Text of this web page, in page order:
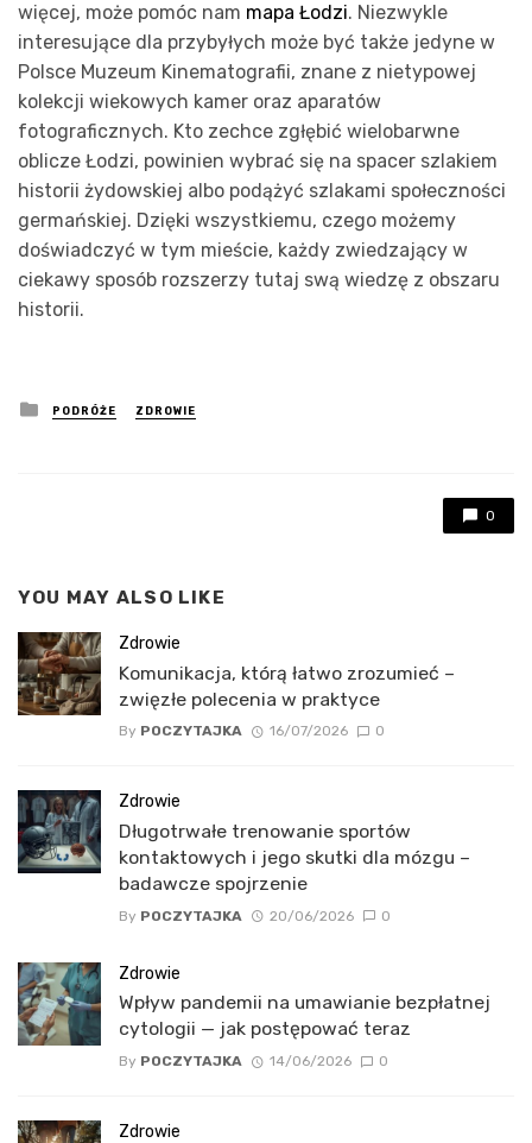
więcej, może pomóc nam mapa Łodzi. Niezwykle
interesujące dla przybyłych może być także jedyne w
Polsce Muzeum Kinematografii, znane z nietypowej
kolekcji wiekowych kamer oraz aparatów
fotograficznych. Kto zechce zgłębić wielobarwne
oblicze Łodzi, powinien wybrać się na spacer szlakiem
historii żydowskiej albo podążyć szlakami społeczności
germańskiej. Dzięki wszystkiemu, czego możemy
doświadczyć w tym mieście, każdy zwiedzający w
ciekawy sposób rozszerzy tutaj swą wiedzę z obszaru
historii.
Posted
in
PODRÓŻE ZDROWIE
0
YOU MAY ALSO LIKE
Zdrowie
Komunikacja, którą łatwo zrozumieć –
zwięzłe polecenia w praktyce
By POCZYTAJKA 16/07/2026 0
Zdrowie
Długotrwałe trenowanie sportów
kontaktowych i jego skutki dla mózgu –
badawcze spojrzenie
By POCZYTAJKA 20/06/2026 0
Zdrowie
Wpływ pandemii na umawianie bezpłatnej
cytologii — jak postępować teraz
By POCZYTAJKA 14/06/2026 0
Zdrowie